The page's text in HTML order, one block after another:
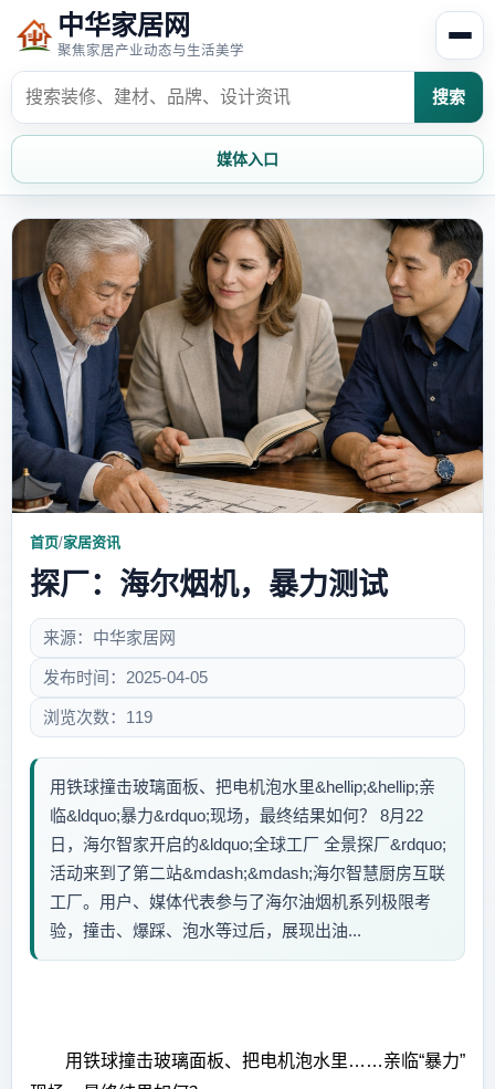
中华家居网
聚焦家居产业动态与生活美学
搜索
媒体入口
首页 家居资讯
家居风水 家居欣赏
时尚饰家 装修设计
家具知识 家居文化
家装攻略 创意家居
首页/家居资讯
探厂：海尔烟机，暴力测试
来源：中华家居网
发布时间：2025-04-05
浏览次数：119
用铁球撞击玻璃面板、把电机泡水里&hellip;&hellip;亲
临&ldquo;暴力&rdquo;现场，最终结果如何？ 8月22
日，海尔智家开启的&ldquo;全球工厂 全景探厂&rdquo;
活动来到了第二站&mdash;&mdash;海尔智慧厨房互联
工厂。用户、媒体代表参与了海尔油烟机系列极限考
验，撞击、爆踩、泡水等过后，展现出油...
用铁球撞击玻璃面板、把电机泡水里……亲临“暴力”